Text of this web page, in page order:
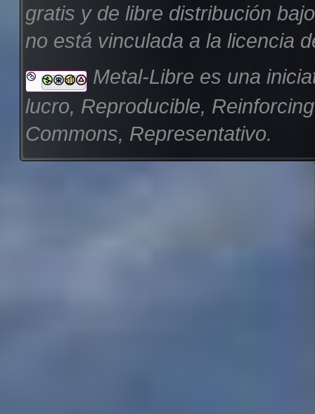
gratis y de libre distribución
no está vinculada a la licencia
Metal-Libre es una
lucro, Reproducible,
Commons, Representativo.